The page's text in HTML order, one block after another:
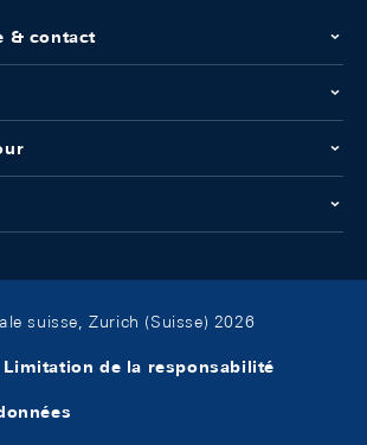
& contact
suisse, Zurich (Suisse) 2026
Limitation de la responsabilité